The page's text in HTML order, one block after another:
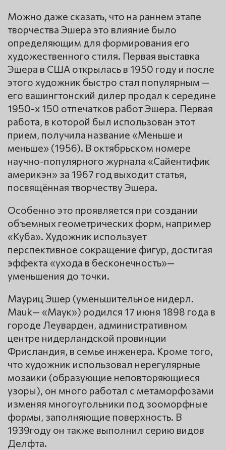
Можно даже сказать, что на раннем этапе
творчества Эшера это влияние было
определяющим для формирования его
художественного стиля. Первая выставка
Эшера в США открылась в 1950 году и после
этого художник быстро стал популярным —
его вашингтонский дилер продал к середине
1950-х 150 отпечатков работ Эшера. Первая
работа, в которой был использован этот
прием, получила название «Меньше и
меньше» (1956). В октябрьском номере
научно-популярного журнала «Сайентифик
америкэн» за 1967 год выходит статья,
посвящённая творчеству Эшера.
Особенно это проявляется при создании
объемных геометрических форм, например
«Куба». Художник использует
перспективное сокращение фигур, достигая
эффекта «ухода в бесконечность»—
уменьшения до точки.
Мауриц Эшер (уменьшительное нидерл.
Mauk— «Маук») родился 17 июня 1898 года в
городе Леуварден, административном
центре нидерландской провинции
Фрисландия, в семье инженера. Кроме того,
что художник использовал нерегулярные
мозаики (образующие неповторяющиеся
узоры), он много работал с метаморфозами
изменяя многоугольники под зооморфные
формы, заполняющие поверхность. В
1939году он также выполнил серию видов
Делфта.